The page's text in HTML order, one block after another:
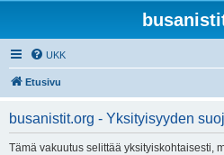
UKK
Etusivu
busanistit.org - Yksityisyyden
Tämä vakuutus selittää yksityiskohtaisesti,